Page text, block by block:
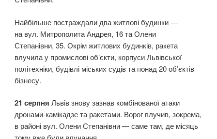
Найбільше постраждали два житлові будинки —
на вул. Митрополита Андрея, 16 та Олени
Степанівни, 35. Окрім житлових будинків, ракета
влучила у промислові об’єкти, корпуси Львівської
політехніки, будівлі міських судів та понад 20 об’єктів
бізнесу.
21 серпня Львів знову зазнав комбінованої атаки
дронами-камікадзе та ракетами. Ворог влучив, зокрема,
в районі вул. Олени Степанівни — саме там, де місяць